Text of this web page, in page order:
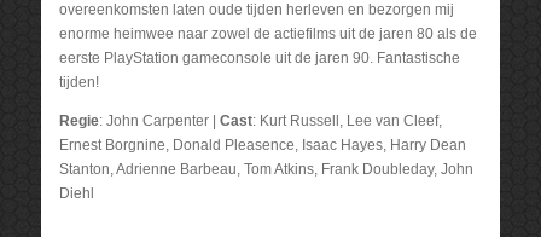
overeenkomsten laten oude tijden herleven en bezorgen mij
enorme heimwee naar zowel de actiefilms uit de jaren 80 als de
eerste PlayStation gameconsole uit de jaren 90. Fantastische
tijden!
Regie: John Carpenter | Cast: Kurt Russell, Lee van Cleef,
Ernest Borgnine, Donald Pleasence, Isaac Hayes, Harry Dean
Stanton, Adrienne Barbeau, Tom Atkins, Frank Doubleday, John
Diehl